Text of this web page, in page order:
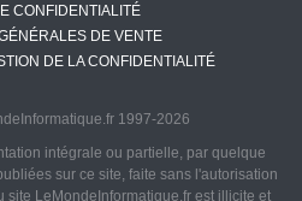
CONFIDENTIALITÉ
DE VENTE
DE LA CONFIDENTIALITÉ
1997-2026
intégrale ou partielle, par quelque
sur ce site, faite sans l'autorisation
site LeMondeInformatique.fr est illicite et